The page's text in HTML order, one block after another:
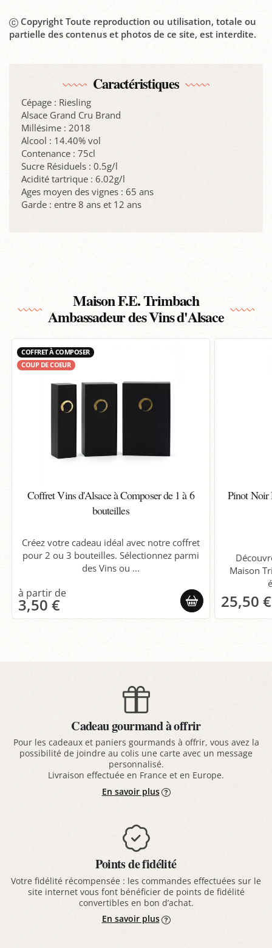
Copyright Toute reproduction ou utilisation, totale ou
partielle des contenus et photos de ce site, est interdite.
Caractéristiques
Cépage : Riesling
Alsace Grand Cru Brand
Millésime : 2018
Alcool : 14.40% vol
Contenance : 75cl
Sucre Résiduels : 0.5g/l
Acidité tartrique : 6.02g/l
Ages moyen des vignes : 65 ans
Garde : entre 8 ans et 12 ans
Maison F.E. Trimbach
Ambassadeur des Vins d'Alsace
COFFRET À COMPOSER
COUP DE COEUR
Coffret Vins d'Alsace à Composer de 1 à 6
bouteilles
Créez votre cadeau idéal avec notre coffret
pour 2 ou 3 bouteilles. Sélectionnez parmi
des Vins ou ...
3,50 €
Pinot Noir
Maison
25,50 €
Cadeau gourmand à offrir
Pour les cadeaux et paniers gourmands à offrir, vous avez la
possibilité de joindre au colis une carte avec un message
personnalisé.
Livraison effectuée en France et en Europe.
En savoir plus
Points de fidélité
Votre fidélité récompensée : les commandes effectuées sur le
site internet vous font bénéficier de points de fidélité
convertibles en bon d’achat.
En savoir plus